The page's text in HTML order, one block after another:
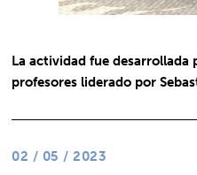
La actividad fue desarrollada
profesores liderado por
02 / 05 / 2023